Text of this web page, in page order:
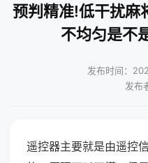
预判精准!低干扰麻
不均匀是不
发布时间：
发布
遥控器主要就是由遥控